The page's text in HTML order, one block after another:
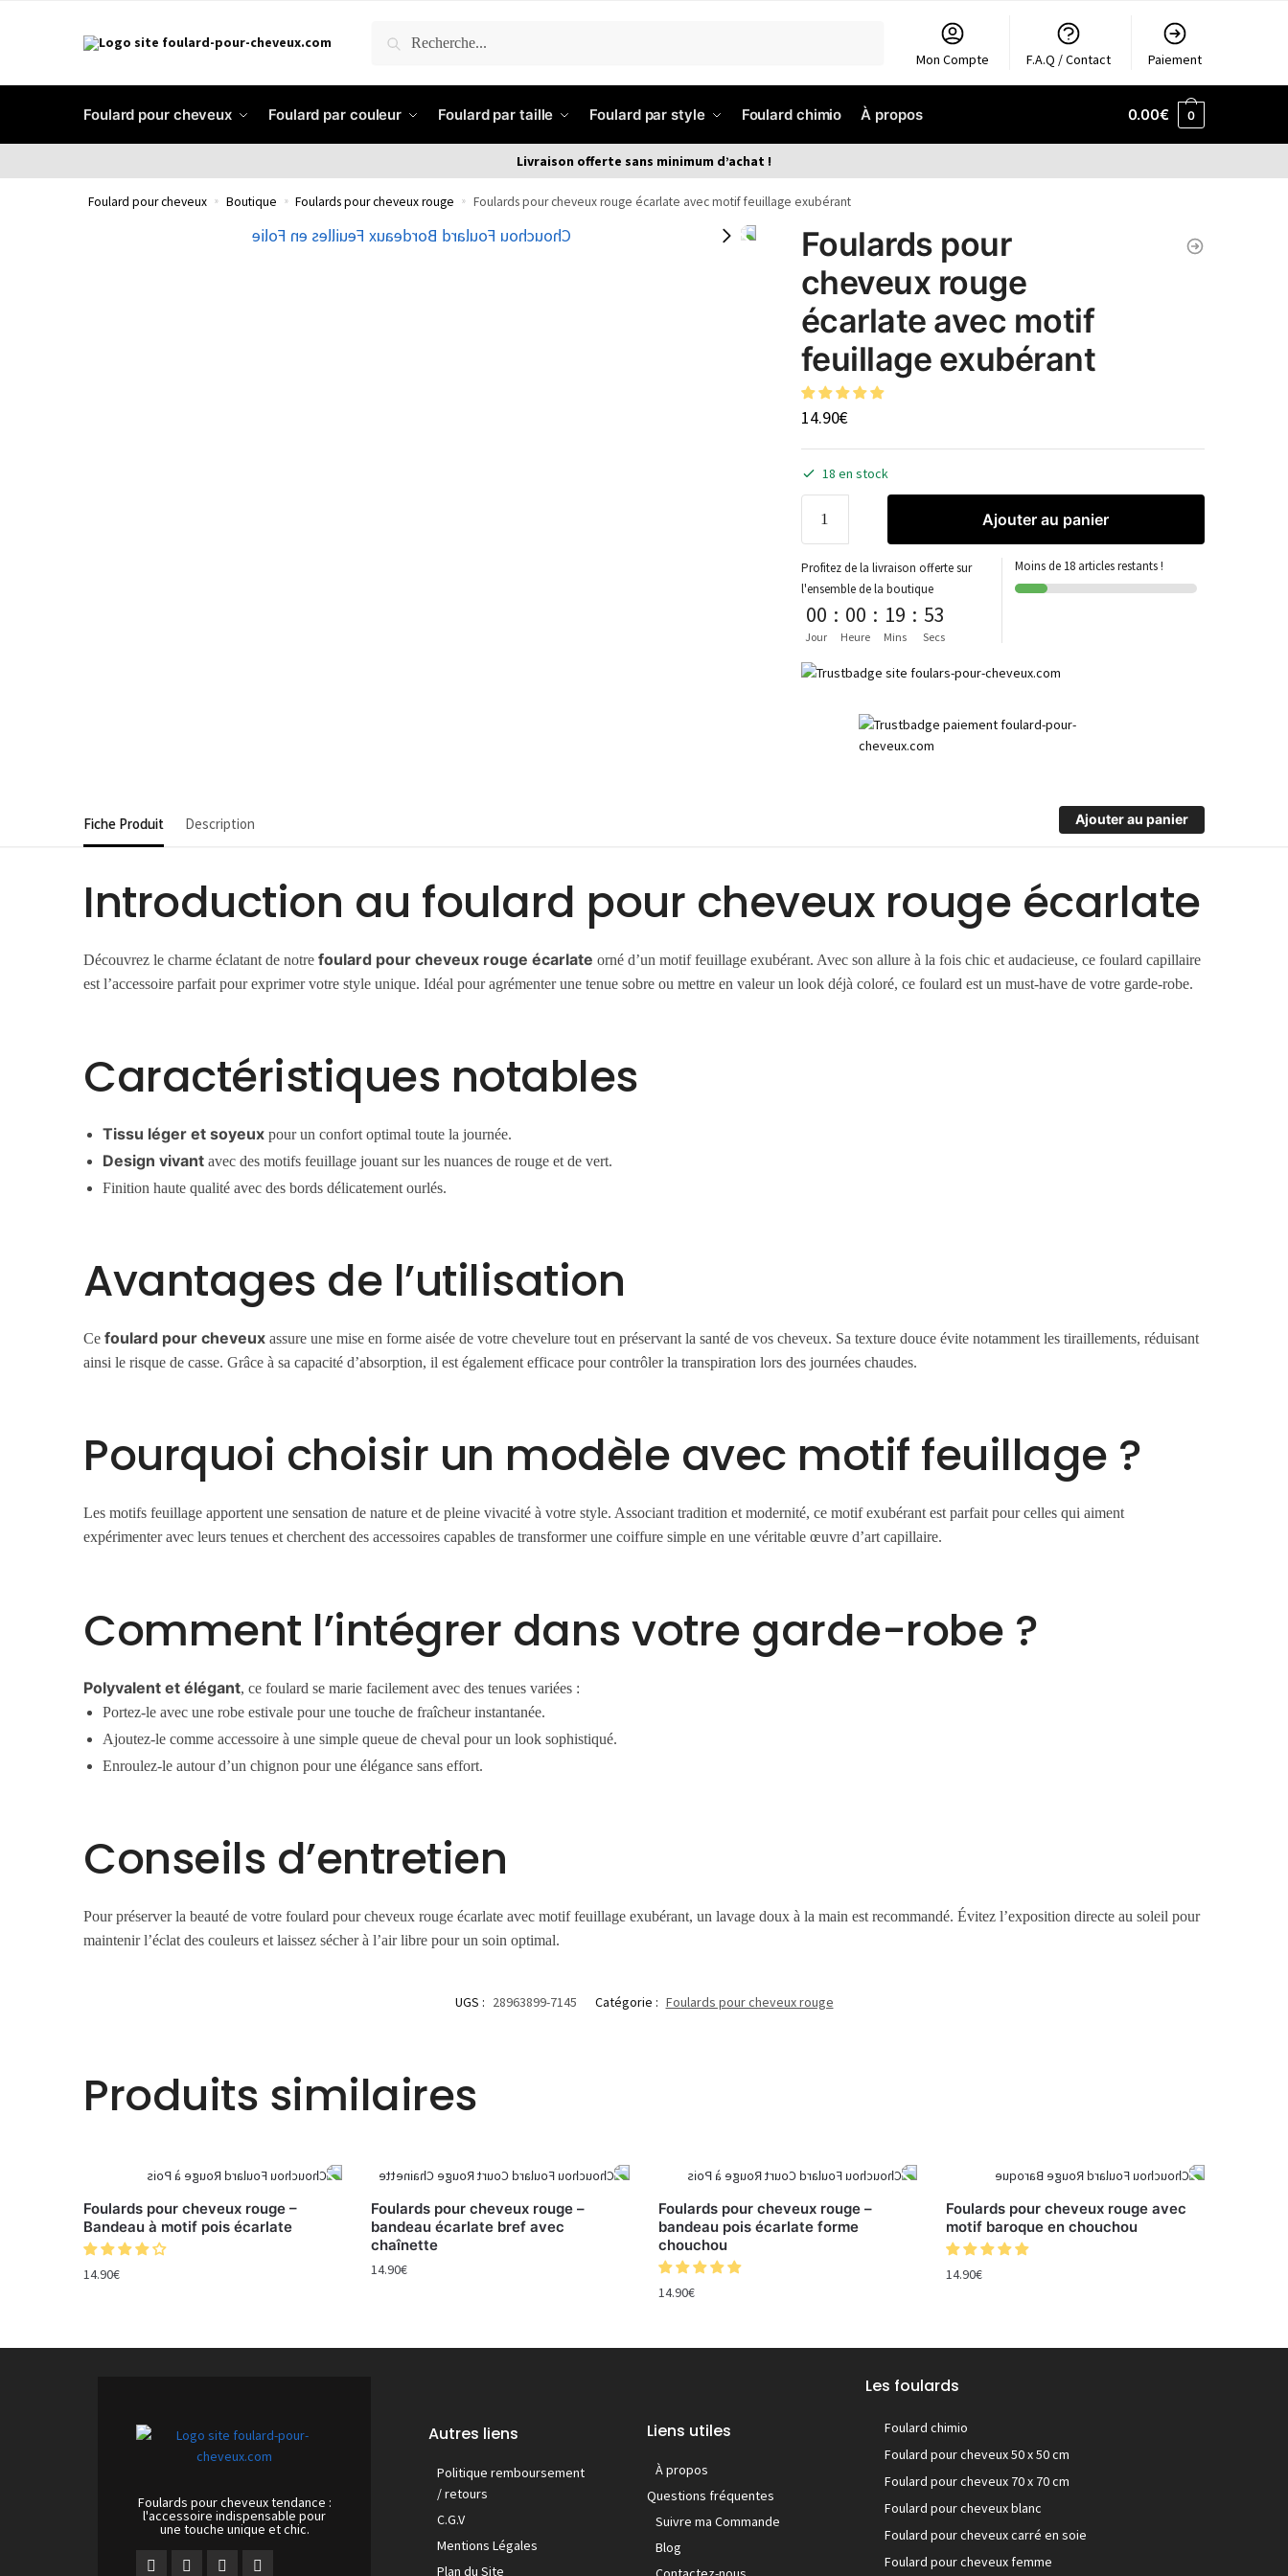
RECHERCHE
Mon Compte F.A.Q / Contact Paiement
Foulard pour cheveux Foulard par couleur Foulard par taille Foulard par style Foulard chimio À propos 0.00€ 0
Livraison offerte sans minimum d’achat !
Foulard pour cheveux » Boutique » Foulards pour cheveux rouge » Foulards pour cheveux rouge écarlate avec motif feuillage exubérant
Foulards pour
cheveux rouge
écarlate avec motif
feuillage exubérant
14.90€
18 en stock
Ajouter au panier
Profitez de la livraison offerte sur
l'ensemble de la boutique
00
Jour
: 00
Heure
: 19
Mins
: 53
Secs
Moins de 18 articles restants !
Fiche Produit Description Ajouter au panier
Introduction au foulard pour cheveux rouge écarlate
Découvrez le charme éclatant de notrefoulard pour cheveux rouge écarlate orné d’un motif feuillage exubérant. Avec son allure à la fois chic et audacieuse, ce foulard capillaire
est l’accessoire parfait pour exprimer votre style unique. Idéal pour agrémenter une tenue sobre ou mettre en valeur un look déjà coloré, ce foulard est un must-have de votre garde-robe.
Caractéristiques notables
Tissu léger et soyeux pour un confort optimal toute la journée.
Design vivant avec des motifs feuillage jouant sur les nuances de rouge et de vert.
Finition haute qualité avec des bords délicatement ourlés.
Avantages de l’utilisation
Cefoulard pour cheveux assure une mise en forme aisée de votre chevelure tout en préservant la santé de vos cheveux. Sa texture douce évite notamment les tiraillements, réduisant
ainsi le risque de casse. Grâce à sa capacité d’absorption, il est également efficace pour contrôler la transpiration lors des journées chaudes.
Pourquoi choisir un modèle avec motif feuillage ?
Les motifs feuillage apportent une sensation de nature et de pleine vivacité à votre style. Associant tradition et modernité, ce motif exubérant est parfait pour celles qui aiment
expérimenter avec leurs tenues et cherchent des accessoires capables de transformer une coiffure simple en une véritable œuvre d’art capillaire.
Comment l’intégrer dans votre garde-robe ?
Polyvalent et élégant, ce foulard se marie facilement avec des tenues variées :
Portez-le avec une robe estivale pour une touche de fraîcheur instantanée.
Ajoutez-le comme accessoire à une simple queue de cheval pour un look sophistiqué.
Enroulez-le autour d’un chignon pour une élégance sans effort.
Conseils d’entretien
Pour préserver la beauté de votre foulard pour cheveux rouge écarlate avec motif feuillage exubérant, un lavage doux à la main est recommandé. Évitez l’exposition directe au soleil pour
maintenir l’éclat des couleurs et laissez sécher à l’air libre pour un soin optimal.
UGS : 28963899-7145 Catégorie : Foulards pour cheveux rouge
Produits similaires
Foulards pour cheveux rouge –
Bandeau à motif pois écarlate
14.90€
Foulards pour cheveux rouge –
bandeau écarlate bref avec
chaînette
14.90€
Foulards pour cheveux rouge –
bandeau pois écarlate forme
chouchou
14.90€
Foulards pour cheveux rouge avec
motif baroque en chouchou
14.90€
Foulards pour cheveux tendance :
l'accessoire indispensable pour
une touche unique et chic.
Autres liens
Politique remboursement
/ retours
C.G.V
Mentions Légales
Plan du Site
Liens utiles
À propos
Questions fréquentes
Suivre ma Commande
Blog
Les foulards
Foulard chimio
Foulard pour cheveux 50 x 50 cm
Foulard pour cheveux 70 x 70 cm
Foulard pour cheveux blanc
Foulard pour cheveux carré en soie
Foulard pour cheveux femme